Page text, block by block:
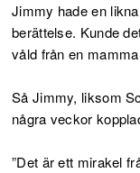
Jimmy hade en
berättelse. Kunde
våld från en
Så Jimmy, liksom
några veckor
”Det är ett mirakel